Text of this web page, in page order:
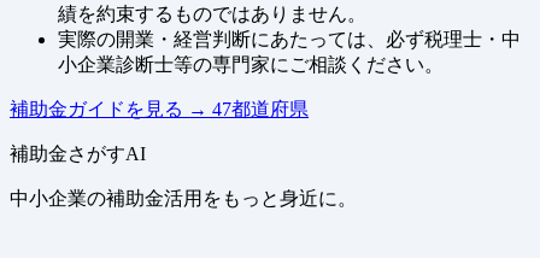
績を約束するものではありません。
実際の開業・経営判断にあたっては、必ず税理士・中
小企業診断士等の専門家にご相談ください。
補助金ガイドを見る → 47都道府県
補助金さがすAI
中小企業の補助金活用をもっと身近に。